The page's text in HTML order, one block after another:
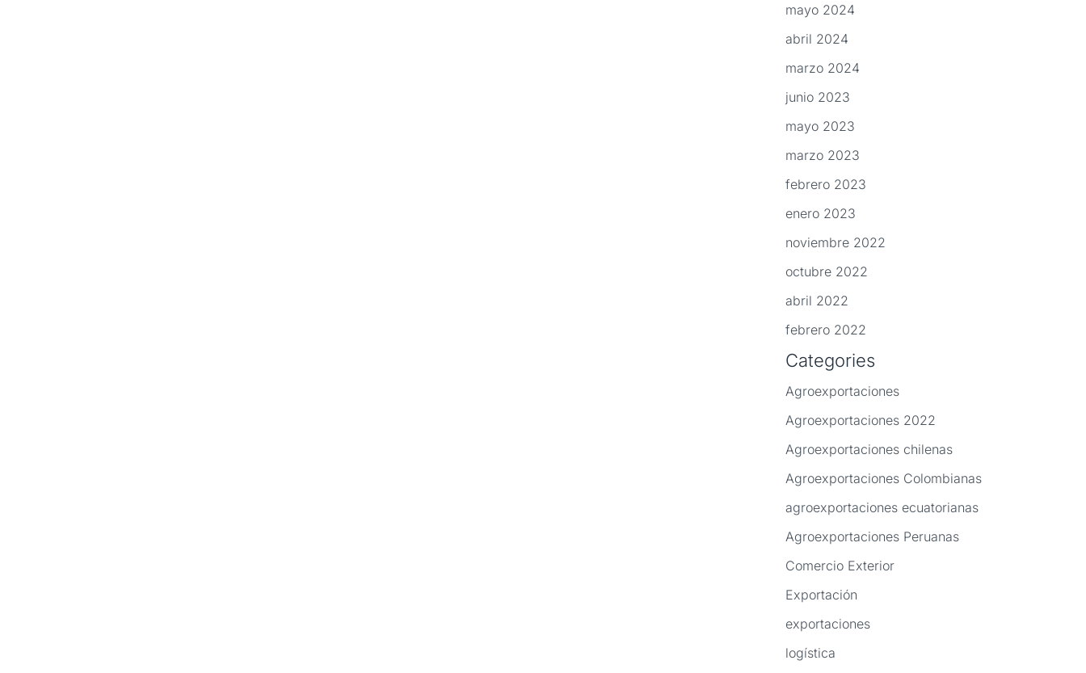
mayo 2024
abril 2024
marzo 2024
junio 2023
mayo 2023
marzo 2023
febrero 2023
enero 2023
noviembre 2022
octubre 2022
abril 2022
febrero 2022
Categories
Agroexportaciones
Agroexportaciones 2022
Agroexportaciones chilenas
Agroexportaciones Colombianas
agroexportaciones ecuatorianas
Agroexportaciones Peruanas
Comercio Exterior
Exportación
exportaciones
logística